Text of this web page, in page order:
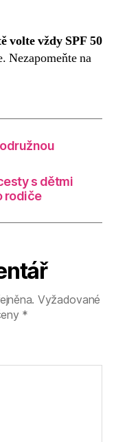
volte vždy SPF 50
Nezapomeňte na
s dětmi
rodiče
Vyžadované
*